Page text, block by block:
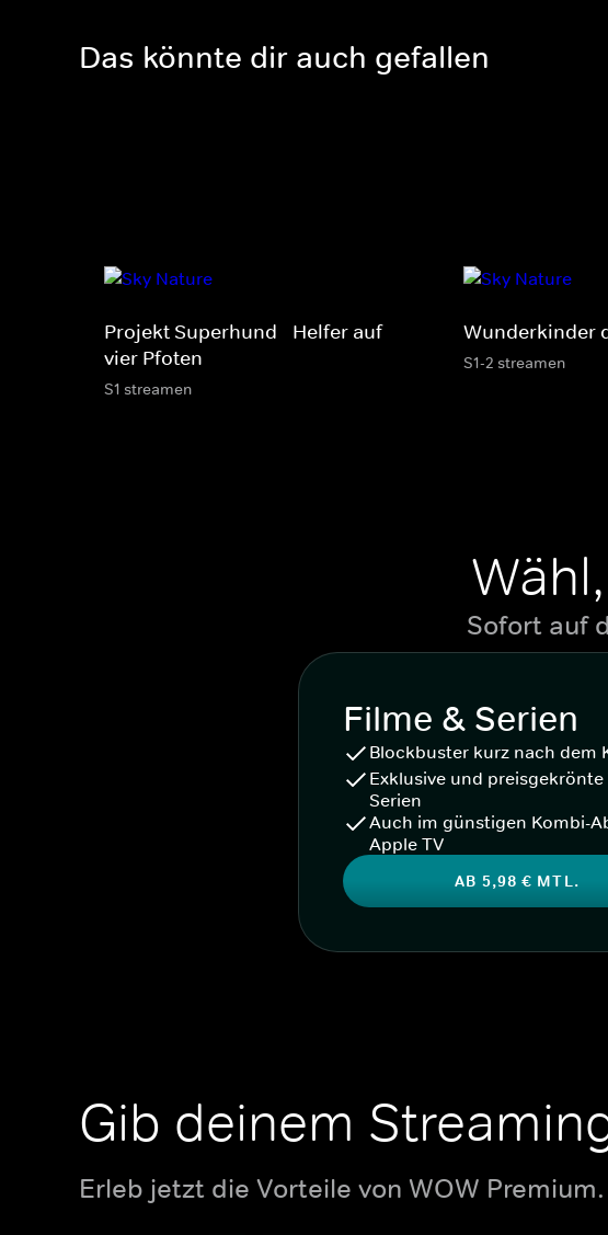
Das könnte dir auch gefallen
Projekt Superhund - Helfer auf
vier Pfoten
S1 streamen
Wunderkinder
S1-2 streamen
Sofort auf
Filme & Serien
Blockbuster kurz nach dem
Exklusive und preisgekrönte
Serien
Auch im günstigen Kombi-
Apple TV
AB 5,98 € MTL.
Gib deinem
Erleb jetzt die Vorteile von WOW Premium.